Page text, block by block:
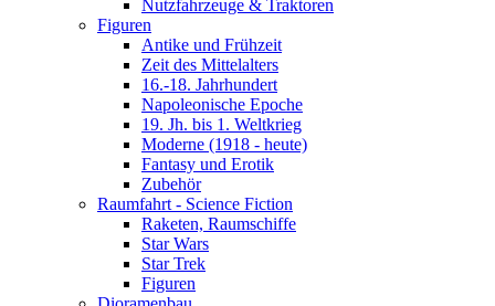
Nutzfahrzeuge & Traktoren
Figuren
Antike und Frühzeit
Zeit des Mittelalters
16.-18. Jahrhundert
Napoleonische Epoche
19. Jh. bis 1. Weltkrieg
Moderne (1918 - heute)
Fantasy und Erotik
Zubehör
Raumfahrt - Science Fiction
Raketen, Raumschiffe
Star Wars
Star Trek
Figuren